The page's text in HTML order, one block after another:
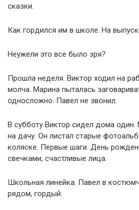
сказки.
Как гордился им в школе. На
Неужели это все было зря?
Прошла неделя. Виктор ходил на
молча. Марина пыталась
односложно. Павел не звонил.
В субботу Виктор сидел дома один.
на дачу. Он листал старые
коляске. Первые шаги. День
свечками, счастливые лица.
Школьная линейка. Павел в
рядом, гордый.